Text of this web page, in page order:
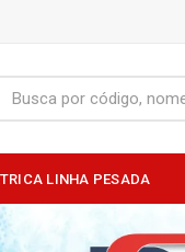
LINHA PESADA